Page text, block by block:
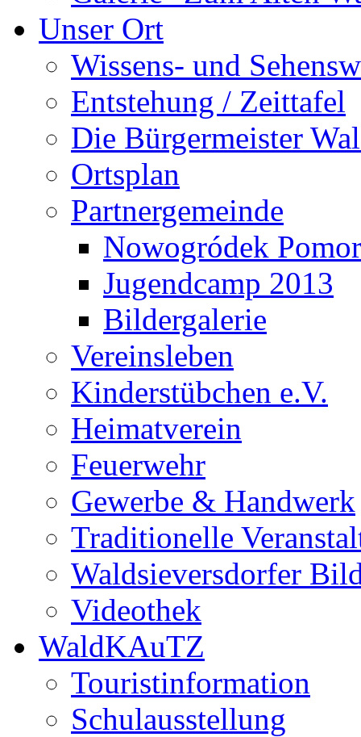
Unser Ort
Wissens- und
Entstehung / Zeittafel
Die Bürgermeister
Ortsplan
Partnergemeinde
Nowogródek
Jugendcamp 2013
Bildergalerie
Vereinsleben
Kinderstübchen e.V.
Heimatverein
Feuerwehr
Gewerbe & Handwerk
Traditionelle
Waldsieversdorfer
Videothek
WaldKAuTZ
Touristinformation
Schulausstellung